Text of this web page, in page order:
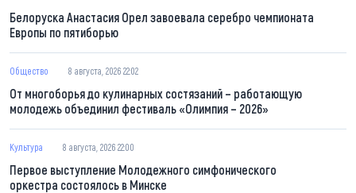
Белоруска Анастасия Орел завоевала серебро чемпионата
Европы по пятиборью
Общество 8 августа, 2026 22:02
От многоборья до кулинарных состязаний – работающую
молодежь объединил фестиваль «Олимпия – 2026»
Культура 8 августа, 2026 22:00
Первое выступление Молодежного симфонического
оркестра состоялось в Минске